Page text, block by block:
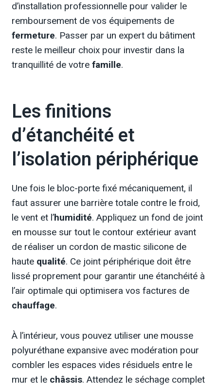
d’installation professionnelle pour valider le
remboursement de vos équipements de
fermeture. Passer par un expert du bâtiment
reste le meilleur choix pour investir dans la
tranquillité de votre famille.
Les finitions
d’étanchéité et
l’isolation périphérique
Une fois le bloc-porte fixé mécaniquement, il
faut assurer une barrière totale contre le froid,
le vent et l’humidité. Appliquez un fond de joint
en mousse sur tout le contour extérieur avant
de réaliser un cordon de mastic silicone de
haute qualité. Ce joint périphérique doit être
lissé proprement pour garantir une étanchéité à
l’air optimale qui optimisera vos factures de
chauffage.
À l’intérieur, vous pouvez utiliser une mousse
polyuréthane expansive avec modération pour
combler les espaces vides résiduels entre le
mur et le châssis. Attendez le séchage complet